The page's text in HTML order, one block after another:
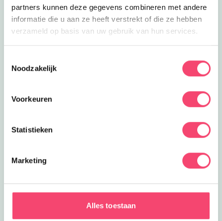
partners kunnen deze gegevens combineren met andere
informatie die u aan ze heeft verstrekt of die ze hebben
verzameld op basis van uw gebruik van hun services.
Noodzakelijk
Voorkeuren
Statistieken
Marketing
Alles toestaan
Yihaa, zomervakantie!
6 Weken de tijd om er op uit te gaan. Wij hebben de